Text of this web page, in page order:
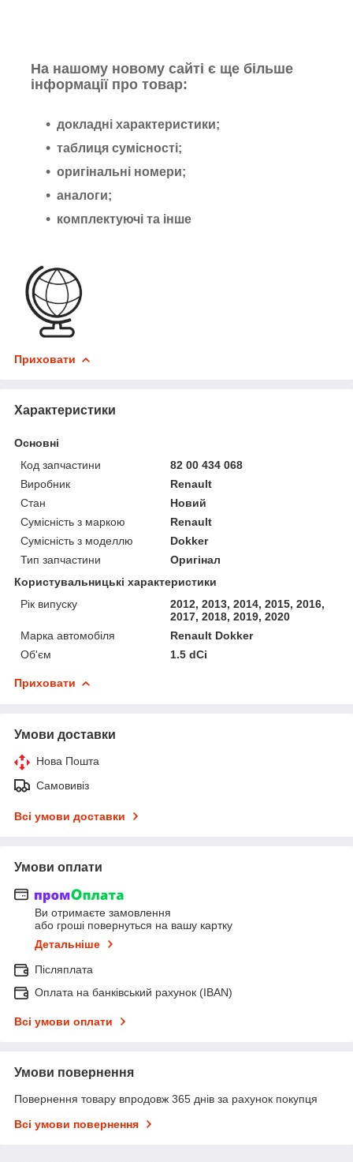
На нашому новому сайті є ще більше
інформації про товар:
докладні характеристики;
таблиця сумісності;
оригінальні номери;
аналоги;
комплектуючі та інше
Приховати
Характеристики
Основні
Код запчастини
82 00 434 068
Виробник
Renault
Стан
Новий
Сумісність з маркою
Renault
Сумісність з моделлю
Dokker
Тип запчастини
Оригінал
Користувальницькі характеристики
Рік випуску
2012, 2013, 2014, 2015, 2016,
2017, 2018, 2019, 2020
Марка автомобіля
Renault Dokker
Об'єм
1.5 dCi
Приховати
Умови доставки
Нова Пошта
Самовивіз
Всі умови доставки
Умови оплати
Ви отримаєте замовлення
або гроші повернуться на вашу картку
Детальніше
Післяплата
Оплата на банківський рахунок (IBAN)
Всі умови оплати
Умови повернення
Повернення товару впродовж 365 днів за рахунок покупця
Всі умови повернення